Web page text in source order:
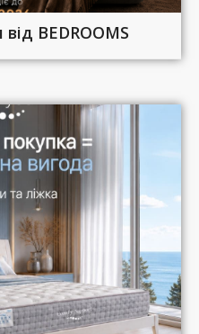
BEDROOMS